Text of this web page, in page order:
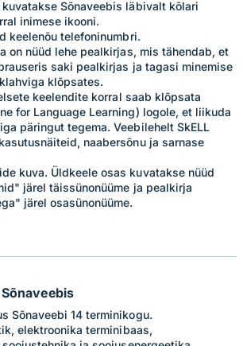
Sõnaveebis läbivalt kõlari
inimese ikooni.
keelenõu telefoninumbri.
on nüüd lehe pealkirjas, mis tähendab, et
saki pealkirjas ja tagasi minemise
klõpsates.
keelendite korral saab klõpsata
for Language Learning) logole, et liikuda
päringut tegema. Veebilehelt SkELL
naabersõnu ja sarnase
kuva. Üldkeele osas kuvatakse nüüd
järel täissünonüüme ja pealkirja
järel osasünonüüme.
Sõnaveebi 14 terminikogu.
elektroonika terminibaas,